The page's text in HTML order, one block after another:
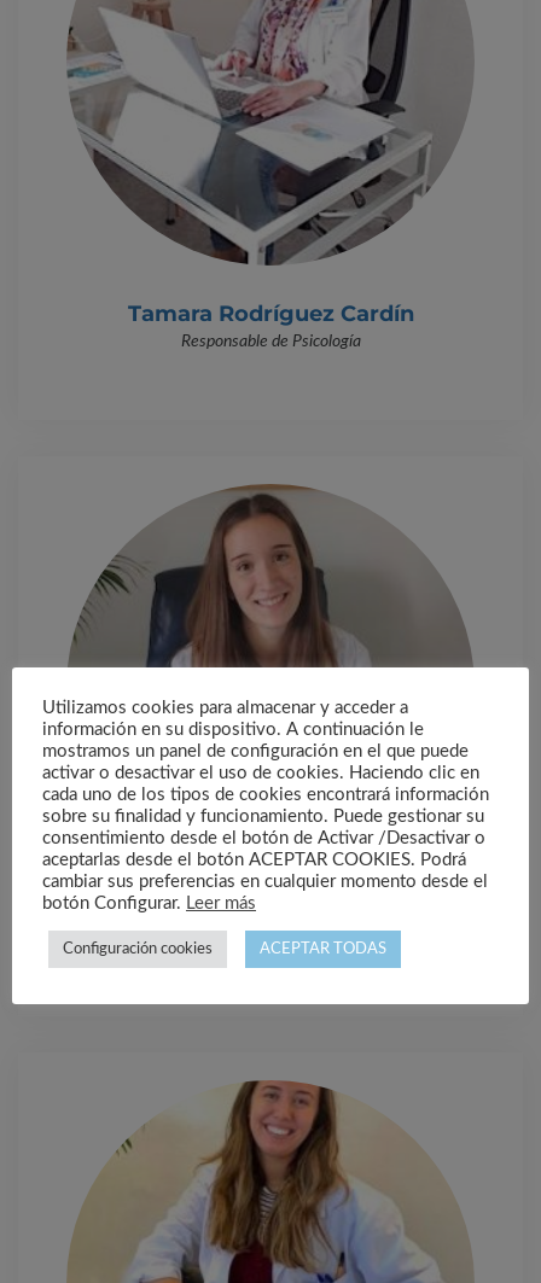
Tamara Rodríguez Cardín
Responsable de Psicología
Carmela González Pérez
Psicóloga
Utilizamos cookies para almacenar y acceder a
información en su dispositivo. A continuación le
mostramos un panel de configuración en el que puede
activar o desactivar el uso de cookies. Haciendo clic en
cada uno de los tipos de cookies encontrará información
sobre su finalidad y funcionamiento. Puede gestionar su
consentimiento desde el botón de Activar /Desactivar o
aceptarlas desde el botón ACEPTAR COOKIES. Podrá
cambiar sus preferencias en cualquier momento desde el
botón Configurar. Leer más
Configuración cookies ACEPTAR TODAS